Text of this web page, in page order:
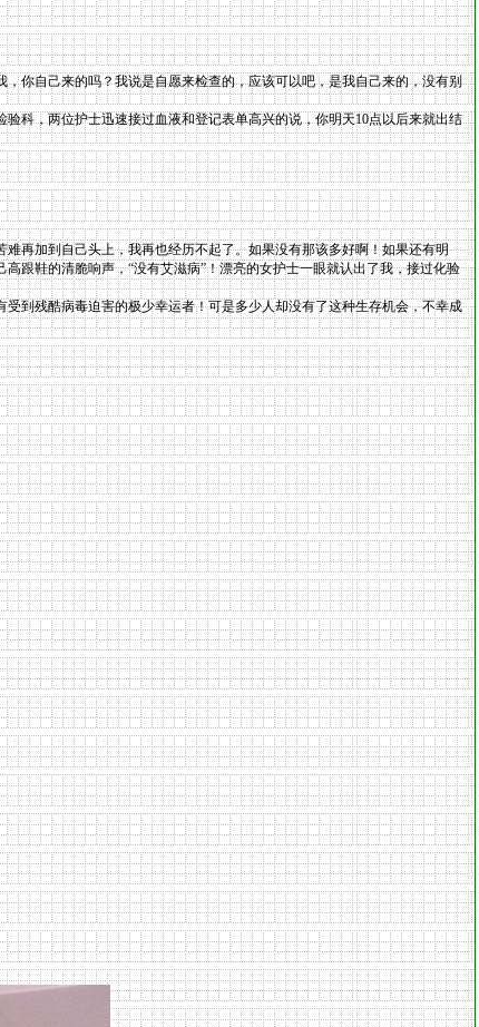
你自己来的吗？我说是自愿来检查的，应该可以吧，是我自己来的，没有别
科，两位护士迅速接过血液和登记表单高兴的说，你明天10点以后来就出结
再加到自己头上，我再也经历不起了。如果没有那该多好啊！如果还有明
跟鞋的清脆响声，“没有艾滋病”！漂亮的女护士一眼就认出了我，接过化验
到残酷病毒迫害的极少幸运者！可是多少人却没有了这种生存机会，不幸成